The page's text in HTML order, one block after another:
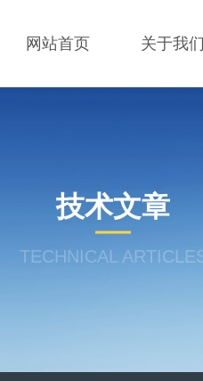
网站首页 关于我们
技术文章
TECHNICAL